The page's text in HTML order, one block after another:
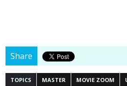
Share
TOPICS MASTER MOVIE ZOOM